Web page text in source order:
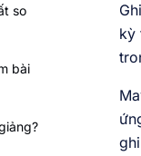
so
bài
kỳ